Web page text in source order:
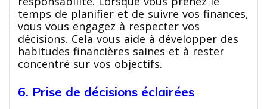
temps de planifier et de suivre vos finances,
vous vous engagez à respecter vos
décisions. Cela vous aide à développer des
habitudes financières saines et à rester
concentré sur vos objectifs.
6. Prise de décisions éclairées